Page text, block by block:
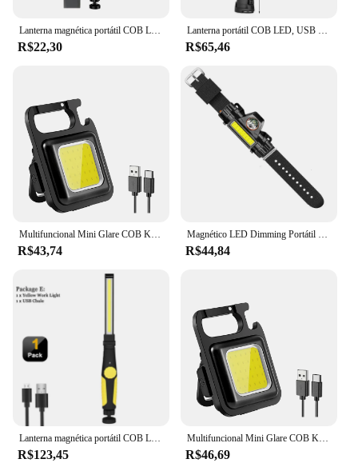
Lanterna magnética portátil COB LED, USB recarregável tocha, lanterna luz de inspeção, camping, lâmpada de reparo do carro, novo
R$22,30
Lanterna portátil COB LED, USB recarregável, luz de trabalho, lanterna magnética, lâmpada pendurada com bateria embutida, tocha de acampamento, novo
R$65,46
Multifuncional Mini Glare COB Keychain Light Lâmpadas de emergência de carregamento USB Forte trabalho de reparo magnético Acampamento ao ar livre
R$43,74
Magnético LED Dimming Portátil Luz Wristlight Strap, Noite Ciclismo Correndo Lâmpada De Pesca, Pulseira De Pulso, Flashlamp
R$44,84
Lanterna magnética portátil COB LED, Tocha recarregável USB, Lanterna de inspeção, Camping, Lâmpada de reparo do carro
R$123,45
Multifuncional Mini Glare COB Keychain Light Lâmpadas de emergência de carregamento USB Forte trabalho de reparo magnético Acampamento ao ar livre
R$46,69